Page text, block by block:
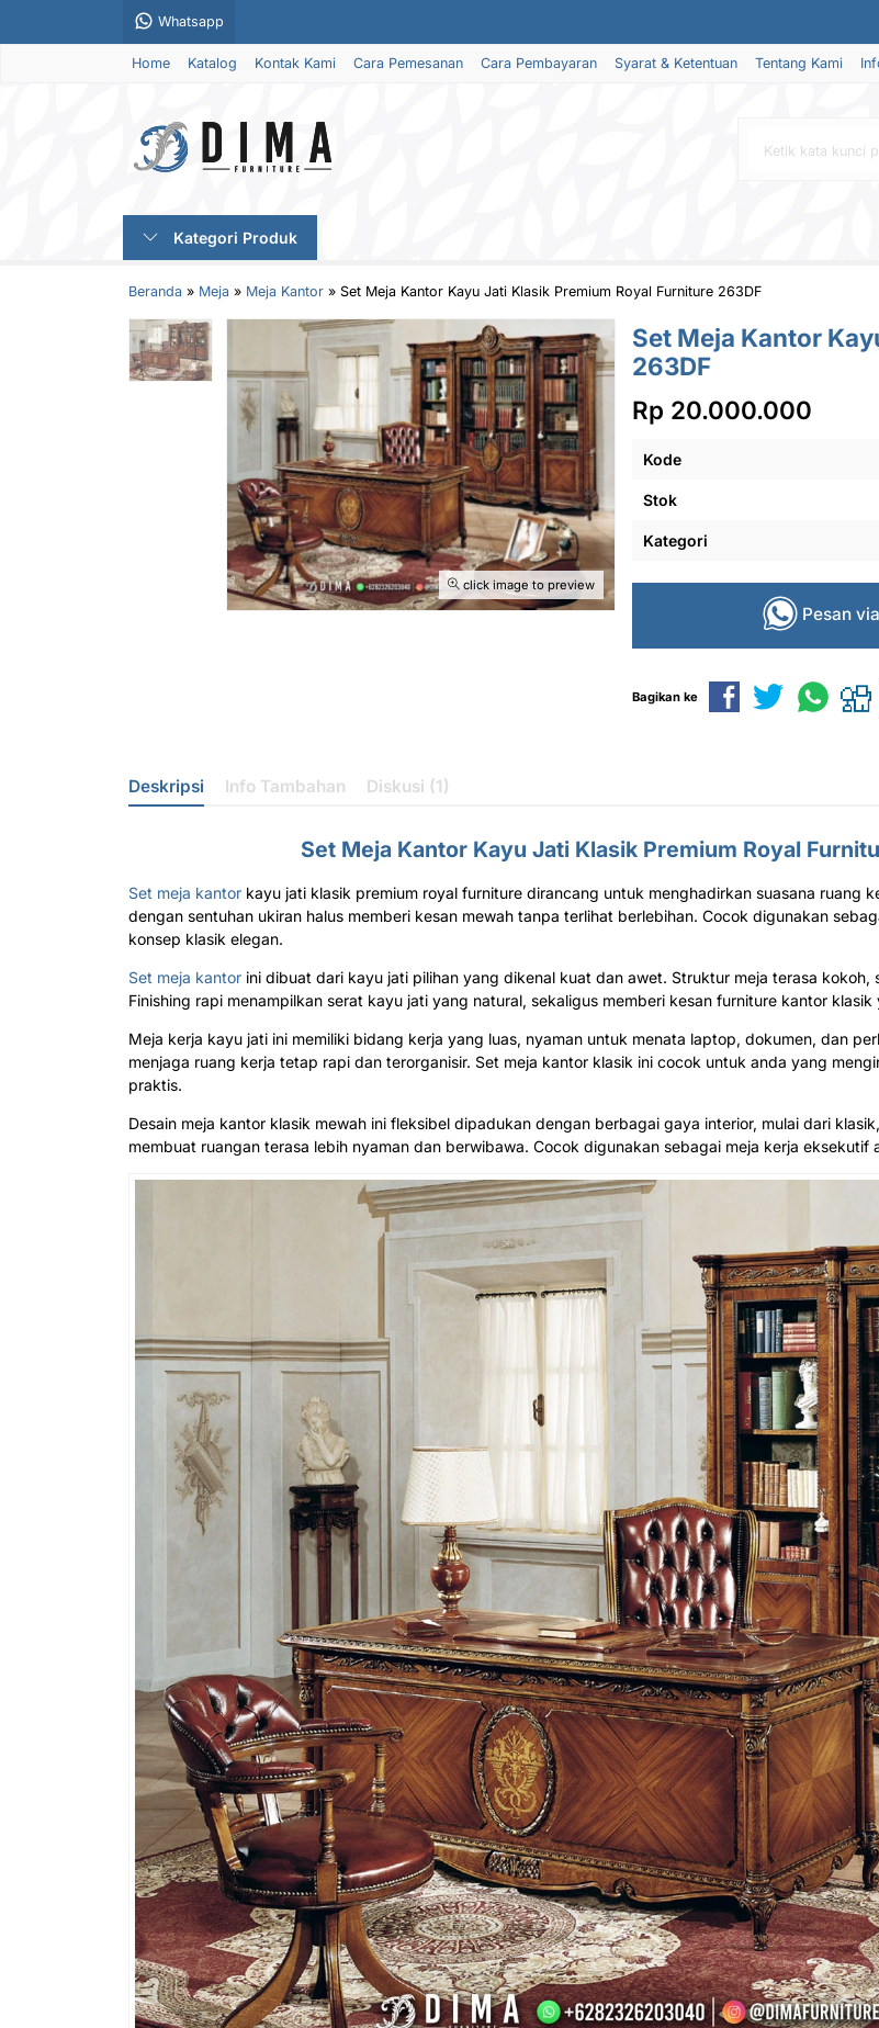
Whatsapp
Home Katalog Kontak Kami Cara Pemesanan Cara Pembayaran Syarat & Ketentuan Tentang Kami
Kategori Produk
Beranda » Meja » Meja Kantor » Set Meja Kantor Kayu Jati Klasik Premium Royal Furniture 263DF
click image to preview
Set Meja Kantor
263DF
Rp 20.000.000
Kode
Stok
Kategori
Pesan
Bagikan ke
Deskripsi Info Tambahan Diskusi (1)
Set Meja Kantor Kayu Jati Klasik Premium Royal
Set meja kantor kayu jati klasik premium royal furniture dirancang untuk menghadirkan suasana ruang
dengan sentuhan ukiran halus memberi kesan mewah tanpa terlihat berlebihan. Cocok digunakan
konsep klasik elegan.
Set meja kantor ini dibuat dari kayu jati pilihan yang dikenal kuat dan awet. Struktur meja terasa
Finishing rapi menampilkan serat kayu jati yang natural, sekaligus memberi kesan furniture kantor klasik
Meja kerja kayu jati ini memiliki bidang kerja yang luas, nyaman untuk menata laptop, dokumen, dan
menjaga ruang kerja tetap rapi dan terorganisir. Set meja kantor klasik ini cocok untuk anda yang
praktis.
Desain meja kantor klasik mewah ini fleksibel dipadukan dengan berbagai gaya interior, mulai dari
membuat ruangan terasa lebih nyaman dan berwibawa. Cocok digunakan sebagai meja kerja